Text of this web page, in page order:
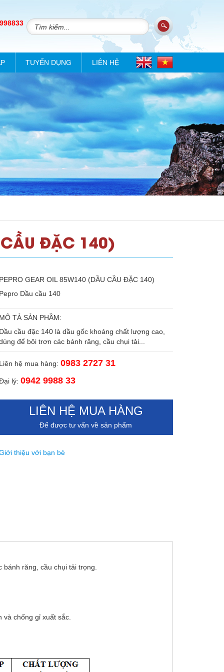
TUYỂN DỤNG LIÊN HỆ
CẦU ĐẶC 140)
GEAR OIL 85W140 (DẦU CẦU ĐẶC 140)
Dầu cầu 140
TẢ SẢN PHẦM:
cầu đặc 140 là dầu gốc khoáng chất lượng cao,
để bôi trơn các bánh răng, cầu chụi tải...
hệ mua hàng: 0983 2727 31
lý: 0942 9988 33
LIÊN HỆ MUA HÀNG
Để được tư vấn về sản phẩm
thiệu với bạn bè
răng, cầu chụi tải trọng.
chống gỉ xuất sắc.